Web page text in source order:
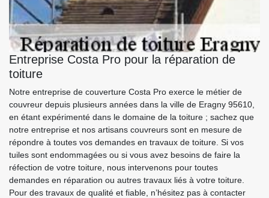
Entreprise Costa Pro pour la réparation de
toiture
Notre entreprise de couverture Costa Pro exerce le métier de
couvreur depuis plusieurs années dans la ville de Eragny 95610,
en étant expérimenté dans le domaine de la toiture ; sachez que
notre entreprise et nos artisans couvreurs sont en mesure de
répondre à toutes vos demandes en travaux de toiture. Si vos
tuiles sont endommagées ou si vous avez besoins de faire la
réfection de votre toiture, nous intervenons pour toutes
demandes en réparation ou autres travaux liés à votre toiture.
Pour des travaux de qualité et fiable, n’hésitez pas à contacter